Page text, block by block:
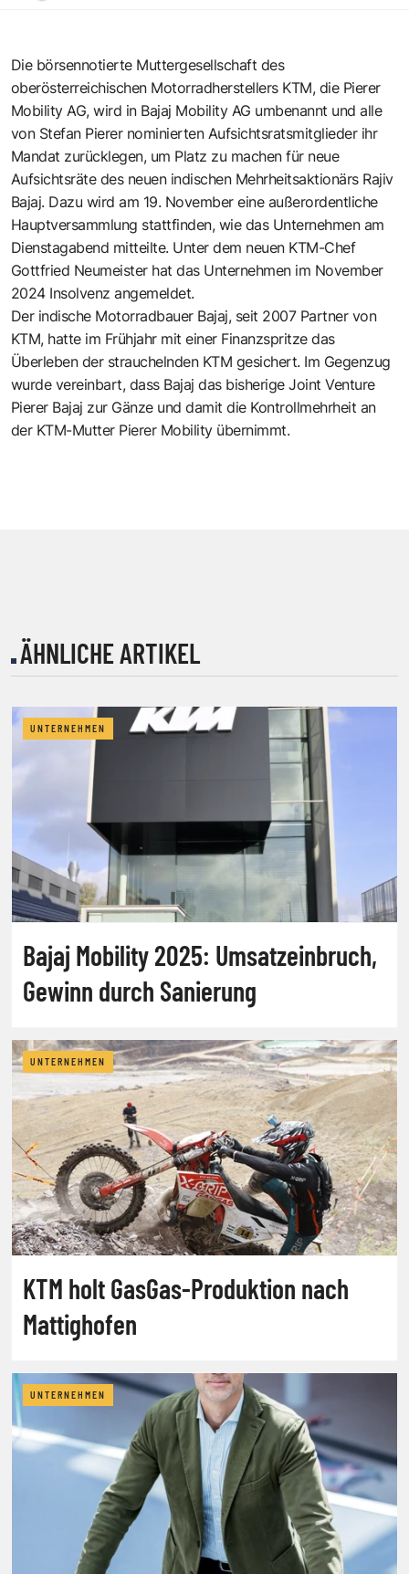
Die börsennotierte Muttergesellschaft des
oberösterreichischen Motorradherstellers KTM, die Pierer
Mobility AG, wird in Bajaj Mobility AG umbenannt und alle
von Stefan Pierer nominierten Aufsichtsratsmitglieder ihr
Mandat zurücklegen, um Platz zu machen für neue
Aufsichtsräte des neuen indischen Mehrheitsaktionärs Rajiv
Bajaj. Dazu wird am 19. November eine außerordentliche
Hauptversammlung stattfinden, wie das Unternehmen am
Dienstagabend mitteilte. Unter dem neuen KTM-Chef
Gottfried Neumeister hat das Unternehmen im November
2024 Insolvenz angemeldet.
Der indische Motorradbauer Bajaj, seit 2007 Partner von
KTM, hatte im Frühjahr mit einer Finanzspritzedas
Überleben der strauchelnden KTM gesichert. Im Gegenzug
wurde vereinbart, dass Bajaj das bisherige Joint Venture
Pierer Bajaj zur Gänze und damit die Kontrollmehrheit an
der KTM-Mutter Pierer Mobility übernimmt.
ÄHNLICHE ARTIKEL
UNTERNEHMEN
Bajaj Mobility 2025: Umsatzeinbruch,
Gewinn durch Sanierung
UNTERNEHMEN
KTM holt GasGas-Produktion nach
Mattighofen
UNTERNEHMEN